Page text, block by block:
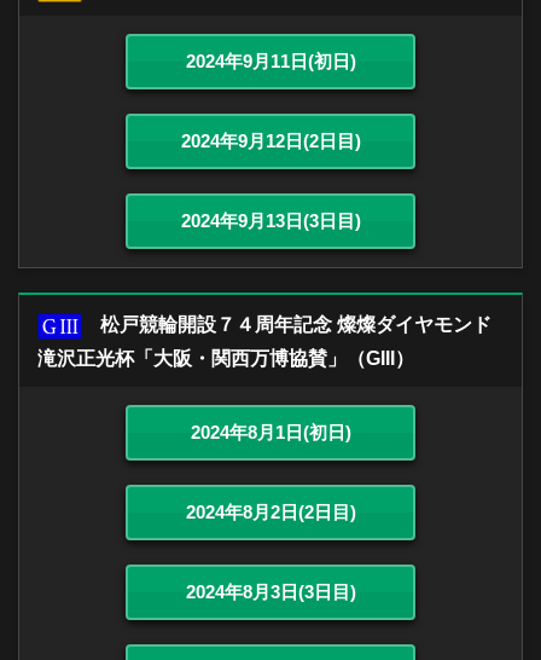
2024年9月11日(初日)
2024年9月12日(2日目)
2024年9月13日(3日目)
松戸競輪開設７４周年記念 燦燦ダイヤモンド
滝沢正光杯「大阪・関西万博協賛」（GIII）
2024年8月1日(初日)
2024年8月2日(2日目)
2024年8月3日(3日目)